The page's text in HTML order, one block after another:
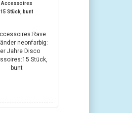
Accessoires
15 Stück, bunt